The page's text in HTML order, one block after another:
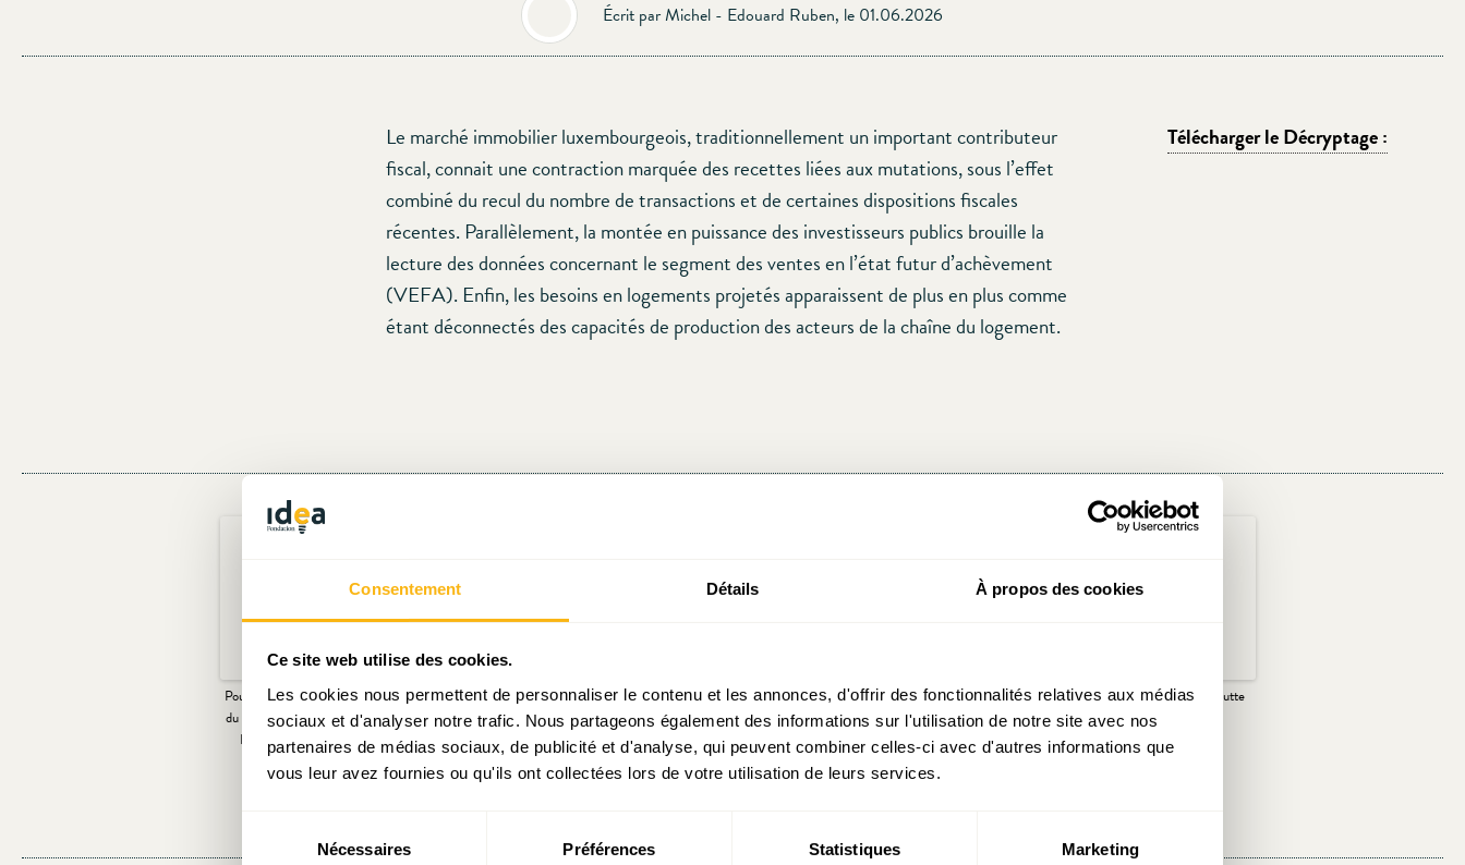
Consentement Détails À propos des cookies
Ce site web utilise des cookies.
Les cookies nous permettent de personnaliser le contenu et les annonces, d'offrir des fonctionnalités relatives aux médias
sociaux et d'analyser notre trafic. Nous partageons également des informations sur l'utilisation de notre site avec nos
partenaires de médias sociaux, de publicité et d'analyse, qui peuvent combiner celles-ci avec d'autres informations que
vous leur avez fournies ou qu'ils ont collectées lors de votre utilisation de leurs services.
Nécessaires Préférences Statistiques Marketing
Écrit par Michel - Edouard Ruben, le 01.06.2026
Le marché immobilier luxembourgeois, traditionnellement un important contributeur
fiscal, connait une contraction marquée des recettes liées aux mutations, sous l’effet
combiné du recul du nombre de transactions et de certaines dispositions fiscales
récentes. Parallèlement, la montée en puissance des investisseurs publics brouille la
lecture des données concernant le segment des ventes en l’état futur d’achèvement
(VEFA). Enfin, les besoins en logements projetés apparaissent de plus en plus comme
étant déconnectés des capacités de production des acteurs de la chaîne du logement.
Télécharger le Décryptage :
Pour en finir avec la « Crise »
du logement – Retour sur le
Débat de Midi d’IDEA
Décryptage N°52 : Des
chiffres – manquants – du
logement
Décryptage N°54 : La perma-
crise du logement ou
l’inacceptable comme norme
Avis Annuel 2026 :
Dissonances
À l’aveuglette
Réembarquer dans la lutte
contre la vacance